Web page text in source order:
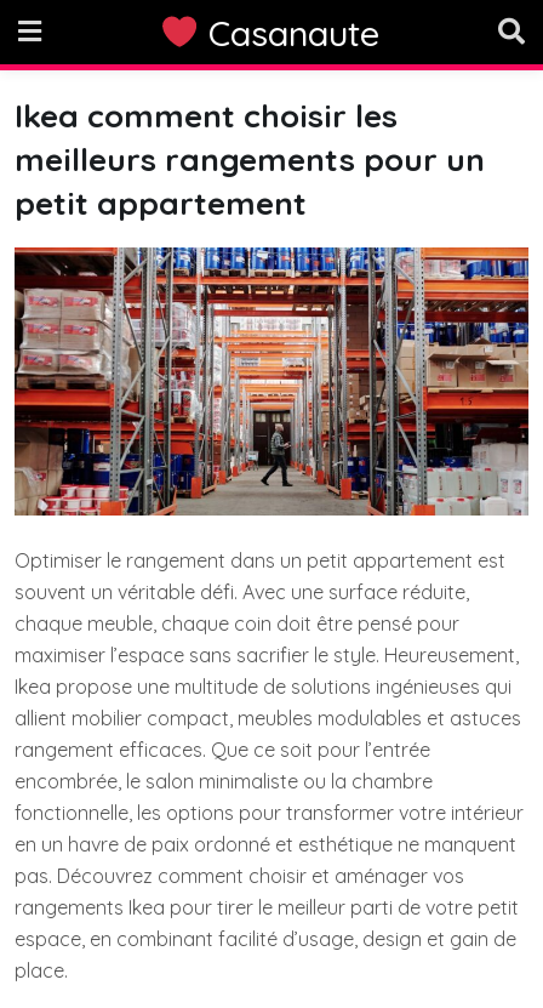
content
Casanaute
Ikea comment choisir les
meilleurs rangements pour un
petit appartement
Optimiser le rangement dans un petit appartement est
souvent un véritable défi. Avec une surface réduite,
chaque meuble, chaque coin doit être pensé pour
maximiser l’espace sans sacrifier le style. Heureusement,
Ikea propose une multitude de solutions ingénieuses qui
allient mobilier compact, meubles modulables et astuces
rangement efficaces. Que ce soit pour l’entrée
encombrée, le salon minimaliste ou la chambre
fonctionnelle, les options pour transformer votre intérieur
en un havre de paix ordonné et esthétique ne manquent
pas. Découvrez comment choisir et aménager vos
rangements Ikea pour tirer le meilleur parti de votre petit
espace, en combinant facilité d’usage, design et gain de
place.